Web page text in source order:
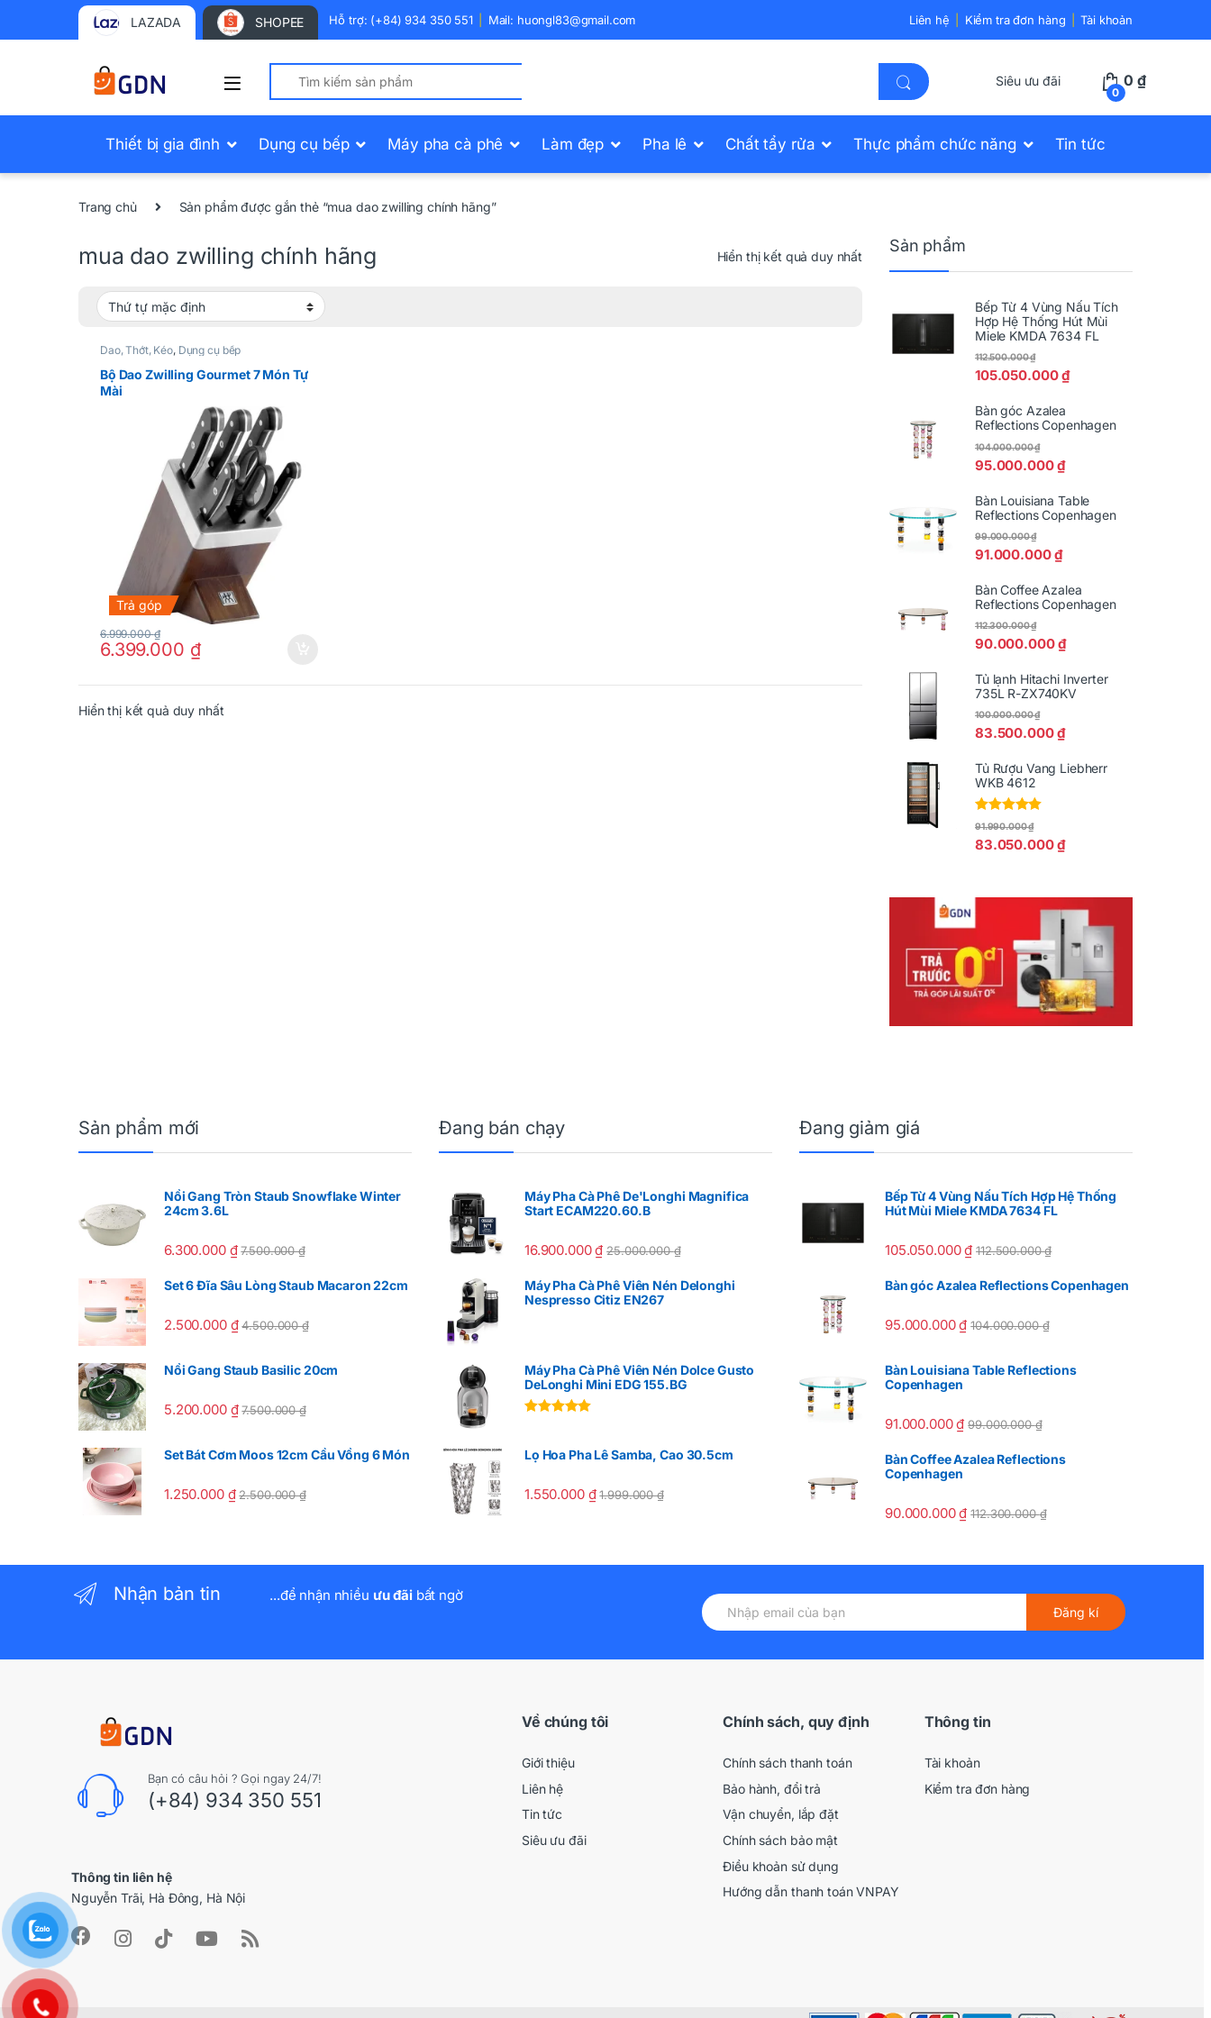
LAZADA SHOPEE Hỗ trợ: (+84) 934 350 551 Mail: huongl83@gmail.com Liên hệ Kiểm tra đơn hàng Tài khoản
Search for:
Siêu ưu đãi
0
0₫
Thiết bị gia đình Dụng cụ bếp Máy pha cà phê Làm đẹp Pha lê Chất tẩy rửa Thực phẩm chức năng Tin tức
Trang chủ Sản phẩm được gắn thẻ “mua dao zwilling chính hãng”
mua dao zwilling chính hãng Hiển thị kết quả duy nhất
Dao, Thớt, Kéo, Dụng cụ bếp
Bộ Dao Zwilling Gourmet 7 Món Tự
Mài
Trả góp
6.399.000 ₫
6.999.000₫
Hiển thị kết quả duy nhất
Sản phẩm
Bếp Từ 4 Vùng Nấu Tích
Hợp Hệ Thống Hút Mùi
Miele KMDA 7634 FL
105.050.000₫
112.500.000₫
Bàn góc Azalea
Reflections Copenhagen
95.000.000₫
104.000.000₫
Bàn Louisiana Table
Reflections Copenhagen
91.000.000₫
99.000.000₫
Bàn Coffee Azalea
Reflections Copenhagen
90.000.000₫
112.300.000₫
Tủ lạnh Hitachi Inverter
735L R-ZX740KV
83.500.000₫
100.000.000₫
Tủ Rượu Vang Liebherr
WKB 4612
Được xếp
5
sao
83.050.000₫
91.990.000₫
Sản phẩm mới
Nồi Gang Tròn Staub Snowflake Winter
24cm 3.6L
6.300.000 ₫ 7.500.000₫
Set 6 Đĩa Sâu Lòng Staub Macaron 22cm
2.500.000 ₫ 4.500.000₫
Nồi Gang Staub Basilic 20cm
5.200.000 ₫ 7.500.000₫
Set Bát Cơm Moos 12cm Cầu Vồng 6 Món
1.250.000 ₫ 2.500.000₫
Đang bán chạy
Máy Pha Cà Phê De'Longhi Magnifica
Start ECAM220.60.B
16.900.000₫ 25.000.000₫
Máy Pha Cà Phê Viên Nén Delonghi
Nespresso Citiz EN267
Máy Pha Cà Phê Viên Nén Dolce Gusto
DeLonghi Mini EDG 155.BG
sao
Lọ Hoa Pha Lê Samba, Cao 30.5cm
1.550.000 ₫ 1.999.000₫
Đang giảm giá
Bếp Từ 4 Vùng Nấu Tích Hợp Hệ Thống
Hút Mùi Miele KMDA 7634 FL
105.050.000₫ 112.500.000₫
Bàn góc Azalea Reflections Copenhagen
95.000.000₫ 104.000.000₫
Bàn Louisiana Table Reflections
Copenhagen
91.000.000₫ 99.000.000₫
Bàn Coffee Azalea Reflections
Copenhagen
90.000.000₫ 112.300.000₫
Nhận bản tin ...để nhận nhiều ưu đãibất ngờ
Đăng kí
Bạn có câu hỏi ? Gọi ngay 24/7!
(+84) 934 350 551
Thông tin liên hệ
Nguyễn Trãi, Hà Đông, Hà Nội
Về chúng tôi
Giới thiệu
Liên hệ
Tin tức
Siêu ưu đãi
Chính sách, quy định
Chính sách thanh toán
Bảo hành, đổi trả
Vận chuyển, lắp đặt
Chính sách bảo mật
Điều khoản sử dụng
Hướng dẫn thanh toán VNPAY
Thông tin
Tài khoản
Kiểm tra đơn hàng